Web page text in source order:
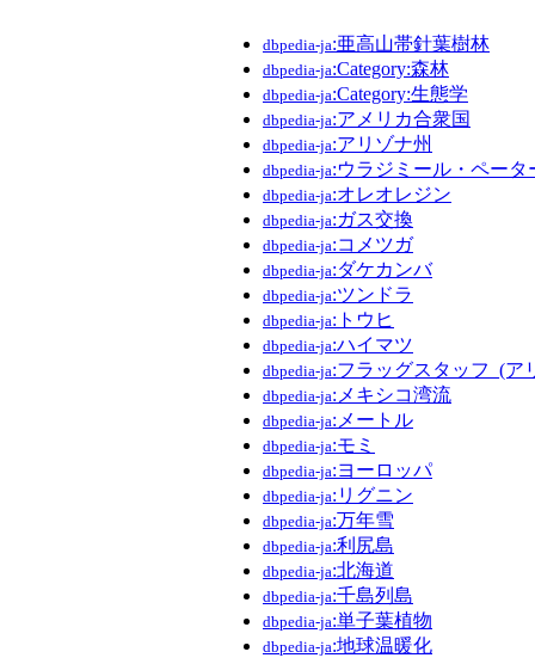
dbpedia-ja:亜高山帯針葉樹林
dbpedia-ja:Category:森林
dbpedia-ja:Category:生態学
dbpedia-ja:アメリカ合衆国
dbpedia-ja:アリゾナ州
dbpedia-ja:ウラジミール・ペータ
dbpedia-ja:オレオレジン
dbpedia-ja:ガス交換
dbpedia-ja:コメツガ
dbpedia-ja:ダケカンバ
dbpedia-ja:ツンドラ
dbpedia-ja:トウヒ
dbpedia-ja:ハイマツ
dbpedia-ja:フラッグスタッフ_(ア
dbpedia-ja:メキシコ湾流
dbpedia-ja:メートル
dbpedia-ja:モミ
dbpedia-ja:ヨーロッパ
dbpedia-ja:リグニン
dbpedia-ja:万年雪
dbpedia-ja:利尻島
dbpedia-ja:北海道
dbpedia-ja:千島列島
dbpedia-ja:単子葉植物
dbpedia-ja:地球温暖化